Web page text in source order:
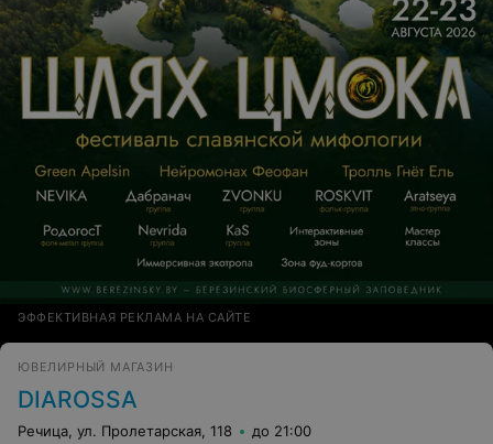
ЭФФЕКТИВНАЯ РЕКЛАМА НА САЙТЕ
ЮВЕЛИРНЫЙ МАГАЗИН
DIAROSSA
Речица, ул. Пролетарская, 118 до 21:00